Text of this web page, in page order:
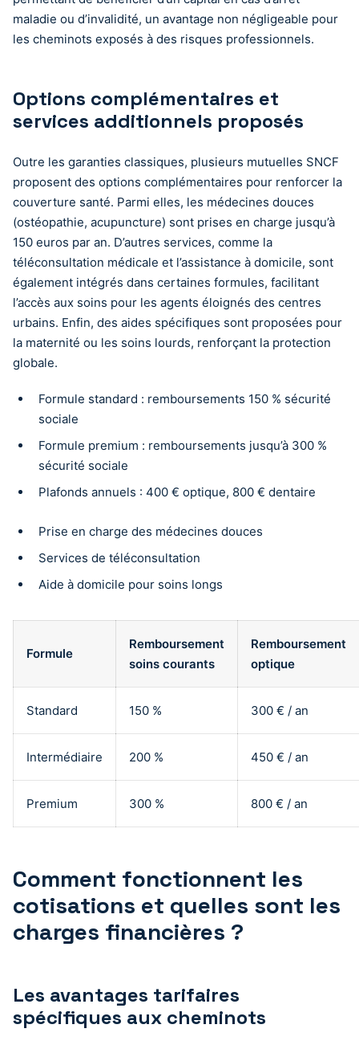
maladie ou d’invalidité, un avantage non négligeable pour
les cheminots exposés à des risques professionnels.
Options complémentaires et
services additionnels proposés
Outre les garanties classiques, plusieurs mutuelles SNCF
proposent des options complémentaires pour renforcer la
couverture santé. Parmi elles, les médecines douces
(ostéopathie, acupuncture) sont prises en charge jusqu’à
150 euros par an. D’autres services, comme la
téléconsultation médicale et l’assistance à domicile, sont
également intégrés dans certaines formules, facilitant
l’accès aux soins pour les agents éloignés des centres
urbains. Enfin, des aides spécifiques sont proposées pour
la maternité ou les soins lourds, renforçant la protection
globale.
Formule standard : remboursements 150 % sécurité
sociale
Formule premium : remboursements jusqu’à 300 %
sécurité sociale
Plafonds annuels : 400 € optique, 800 € dentaire
Prise en charge des médecines douces
Services de téléconsultation
Aide à domicile pour soins longs
Formule
Remboursement
soins courants
Remboursement
optique
Standard 150 % 300 € / an
Intermédiaire 200 % 450 € / an
Premium 300 % 800 € / an
Comment fonctionnent les
cotisations et quelles sont les
charges financières ?
Les avantages tarifaires
spécifiques aux cheminots